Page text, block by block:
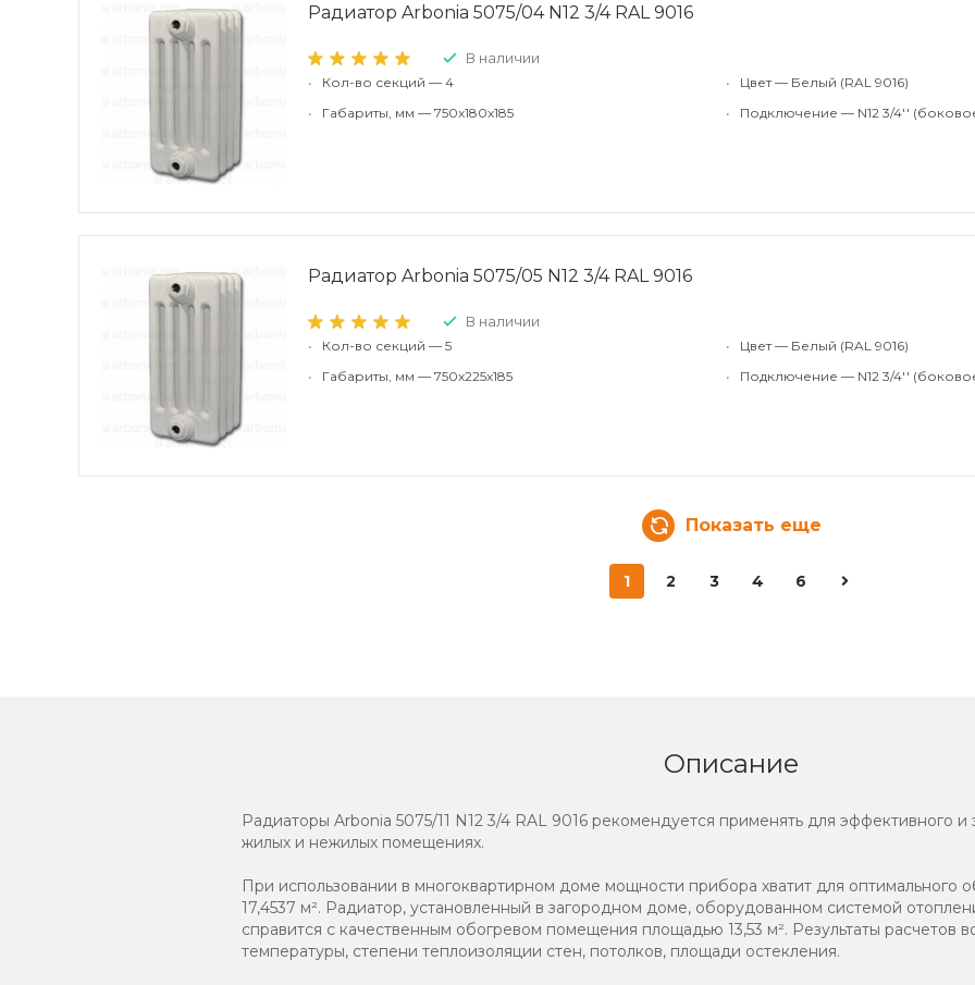
Радиатор Arbonia 5075/04 N12 3/4 RAL 9016
В наличии
•
Кол-во секций — 4
•
Габариты, мм — 750x180x185
•
Цвет — Белый (RAL 9016)
•
Подключение — N12 3/4''
Радиатор Arbonia 5075/05 N12 3/4 RAL 9016
В наличии
•
Кол-во секций — 5
•
Габариты, мм — 750x225x185
•
Цвет — Белый (RAL 9016)
•
Подключение — N12 3/4''
Показать еще
1 2 3 4 6
Описание
Радиаторы Arbonia 5075/11 N12 3/4 RAL 9016 рекомендуется применять для эффективного
жилых и нежилых помещениях.
При использовании в многоквартирном доме мощности прибора хватит для оптимального
17,4537 м². Радиатор, установленный в загородном доме, оборудованном системой
справится с качественным обогревом помещения площадью 13,53 м². Результаты расчетов
температуры, степени теплоизоляции стен, потолков, площади остекления.